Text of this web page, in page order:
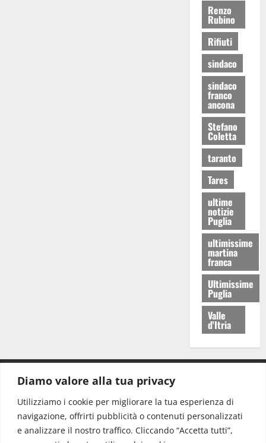
Diamo valore alla tua privacy
Utilizziamo i cookie per migliorare la tua esperienza di
navigazione, offrirti pubblicità o contenuti personalizzati
e analizzare il nostro traffico. Cliccando “Accetta tutti”,
Renzo
Rubino
Rifiuti
sindaco
sindaco
franco
ancona
Stefano
Coletta
taranto
Tares
ultime
notizie
Puglia
ultimissime
martina
franca
Ultimissime
Puglia
Valle
d'Itria
Redazione: redazione@www.martinasera.it
Direttore:direttore@www.martinasera.it